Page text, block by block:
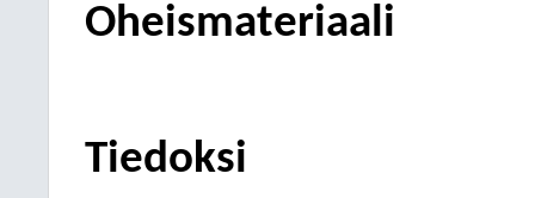
Oheismateriaali
Tiedoksi